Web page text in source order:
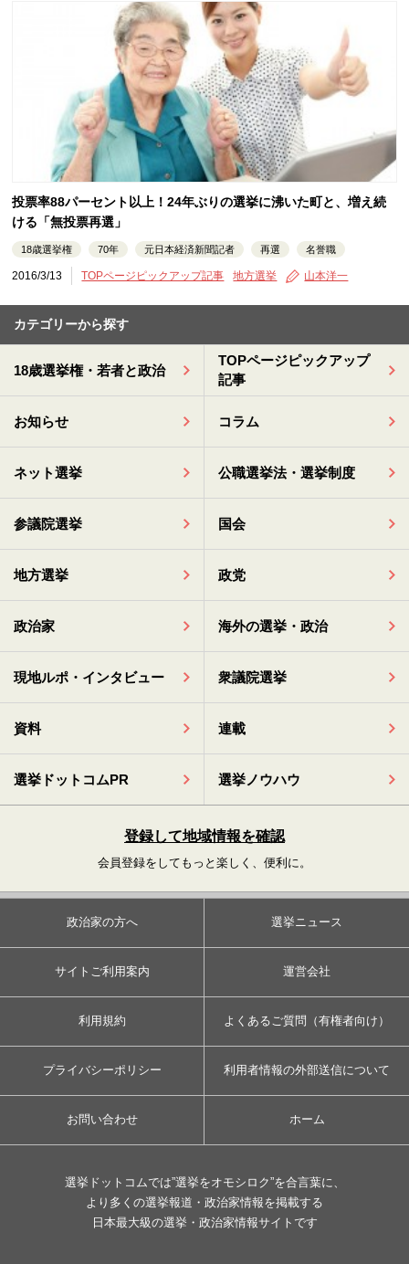
投票率88パーセント以上！24年ぶりの選挙に沸いた町と、増え続
ける「無投票再選」
18歳選挙権 70年 元日本経済新聞記者 再選 名誉職
2016/3/13 TOPページピックアップ記事 地方選挙 山本洋一
カテゴリーから探す
18歳選挙権・若者と政治
TOPページピックアップ
記事
お知らせ コラム
ネット選挙 公職選挙法・選挙制度
参議院選挙 国会
地方選挙 政党
政治家 海外の選挙・政治
現地ルポ・インタビュー 衆議院選挙
資料 連載
選挙ドットコムPR 選挙ノウハウ
登録して地域情報を確認
会員登録をしてもっと楽しく、便利に。
政治家の方へ 選挙ニュース
サイトご利用案内 運営会社
利用規約 よくあるご質問（有権者向け）
プライバシーポリシー 利用者情報の外部送信について
お問い合わせ ホーム
選挙ドットコムでは”選挙をオモシロク”を合言葉に、
より多くの選挙報道・政治家情報を掲載する
日本最大級の選挙・政治家情報サイトです